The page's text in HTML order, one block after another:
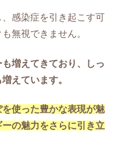
感染症を引き起こす可
無視できません。
増えてきており、しっ
えています。
を使った豊かな表現が魅
の魅力をさらに引き立